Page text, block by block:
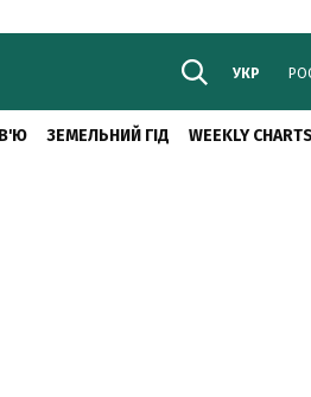
УКР
ЗЕМЕЛЬНИЙ ГІД WEEKLY CHARTS